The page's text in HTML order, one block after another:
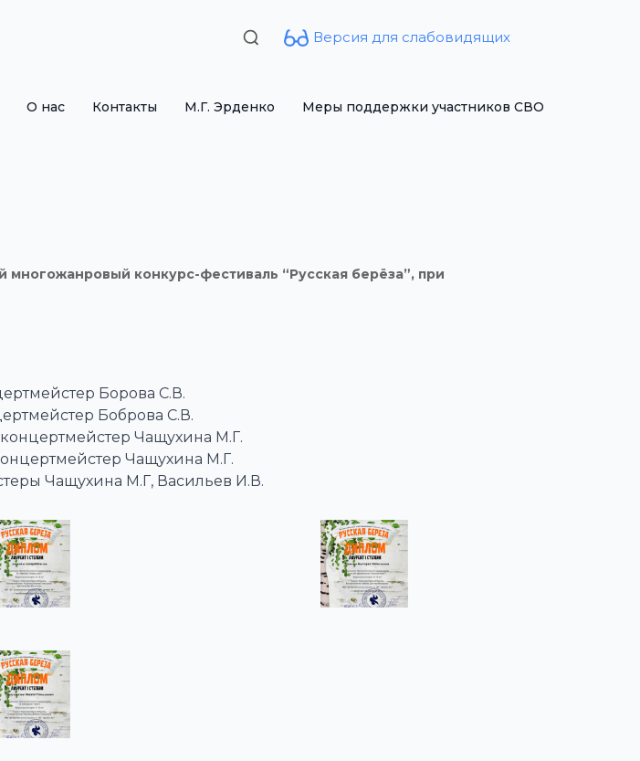
Версия для слабовидящих
О нас Контакты М.Г. Эрденко Меры поддержки участников СВО
конкурс-фестиваль “Русская берёза”, при
Борова С.В.
Боброва С.В.
Чащухина М.Г.
Чащухина М.Г.
Чащухина М.Г, Васильев И.В.